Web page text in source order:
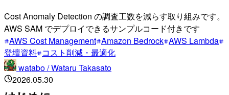
Cost Anomaly Detection の調査工数を減らす取り組みです。
AWS SAM でデプロイできるサンプルコード付きです
AWS Cost Management Amazon Bedrock AWS Lambda
登壇資料 コスト削減・最適化
watabo / Wataru Takasato
2026.05.30